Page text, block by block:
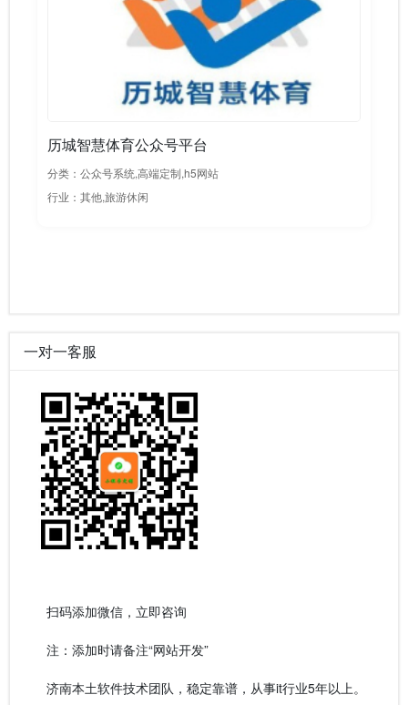
历城智慧体育公众号平台
分类：公众号系统,高端定制,h5网站
行业：其他,旅游休闲
一对一客服
扫码添加微信，立即咨询
注：添加时请备注“网站开发”
济南本土软件技术团队，稳定靠谱，从事it行业5年以上。